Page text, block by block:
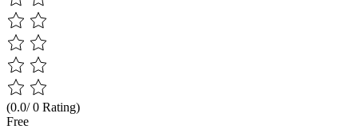
(0.0/ 0 Rating)
Free